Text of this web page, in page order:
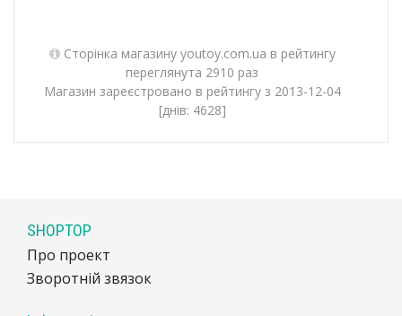
Сторінка магазину youtoy.com.ua в рейтингу
переглянута 2910 раз
Магазин зареєстровано в рейтингу з 2013-12-04
[днів: 4628]
SHOPTOP
Про проект
Зворотній звязок